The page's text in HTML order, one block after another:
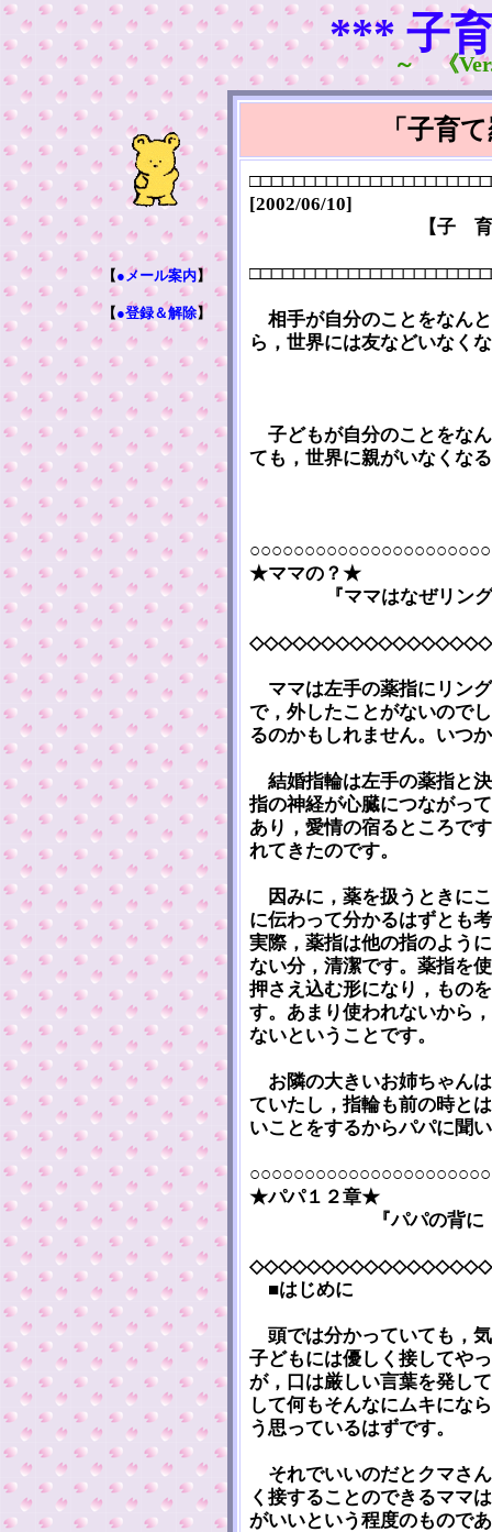
*** 子
～ 《
【●メール案内】
【●登録＆解除】
「子育
[2002/06/10]
【子
相手が自分のことをなん
ら，世界には友などいなく
子どもが自分のことをな
ても，世界に親がいなくな
★ママの？★
『ママはなぜリン
ママは左手の薬指にリン
で，外したことがないので
るのかもしれません。いつ
結婚指輪は左手の薬指と
指の神経が心臓につながっ
あり，愛情の宿るところで
れてきたのです。
因みに，薬を扱うときに
に伝わって分かるはずとも
実際，薬指は他の指のよう
ない分，清潔です。薬指を
押さえ込む形になり，もの
す。あまり使われないから
ないということです。
お隣の大きいお姉ちゃん
ていたし，指輪も前の時と
いことをするからパパに聞
★パパ１２章★
『パパの背
■はじめに
頭では分かっていても，
子どもには優しく接してや
が，口は厳しい言葉を発し
して何もそんなにムキにな
う思っているはずです。
それでいいのだとクマさ
く接することのできるママ
がいいという程度のもので